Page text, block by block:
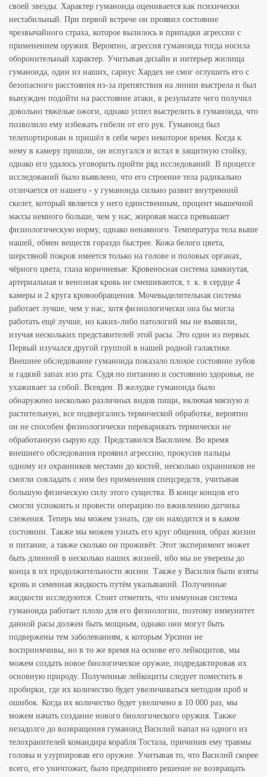
своей звезды. Характер гуманоида оценивается как психически
нестабильный. При первой встрече он проявил состояние
чрезвычайного страха, которое вылилось в припадки агрессии с
применением оружия. Вероятно, агрессия гуманоида тогда носила
оборонительный характер. Учитывая дизайн и интерьер жилища
гуманоида, один из наших, сариус Хардех не смог оглушить его с
безопасного расстояния из-за препятствия на линии выстрела и был
вынужден подойти на расстояние атаки, в результате чего получил
довольно тяжёлые ожоги, однако успел выстрелить в гуманоида, что
позволило ему избежать гибели от его рук. Гуманоид был
телепортирован и пришёл в себя через некоторое время. Когда к
нему в камеру пришли, он испугался и встал в защитную стойку,
однако его удалось уговорить пройти ряд исследований. В процессе
исследований было выявлено, что его строение тела радикально
отличается от нашего - у гуманоида сильно развит внутренний
скелет, который является у него единственным, процент мышечной
массы немного больше, чем у нас, жировая масса превышает
физиологическую норму, однако ненамного. Температура тела выше
нашей, обмен веществ гораздо быстрее. Кожа белого цвета,
шерстяной покров имеется только на голове и половых органах,
чёрного цвета, глаза коричневые. Кровеносная система замкнутая,
артериальная и венозная кровь не смешиваются, т. к. в сердце 4
камеры и 2 круга кровообращения. Мочевыделительная система
работает лучше, чем у нас, хотя физиологически она бы могла
работать ещё лучше, но каких-либо патологий мы не выявили,
изучая нескольких представителей этой расы. Это один из первых.
Первый изучался другой группой в нашей родной галактике.
Внешнее обследование гуманоида показало плохое состояние зубов
и гадкий запах изо рта. Судя по питанию и состоянию здоровья, не
ухаживает за собой. Всеяден. В желудке гуманоида было
обнаружено несколько различных видов пищи, включая мясную и
растительную, все подвергались термической обработке, вероятно
он не способен физиологически переваривать термически не
обработанную сырую еду. Представился Василием. Во время
внешнего обследования проявил агрессию, прокусив пальцы
одному из охранников местами до костей, несколько охранников не
смогли совладать с ним без применения спецсредств, учитывая
большую физическую силу этого существа. В конце концов его
смогли успокоить и провести операцию по вживлению датчика
слежения. Теперь мы можем узнать, где он находится и в каком
состоянии. Также мы можем узнать его круг общения, образ жизни
и питание, а также сколько он проживёт. Этот эксперимент может
быть длинной в несколько наших жизней, ибо мы не уверены до
конца в их продолжительности жизни. Также у Василия были взяты
кровь и семенная жидкость путём укалываний. Полученные
жидкости исследуются. Стоит отметить, что иммунная система
гуманоида работает плохо для его физиологии, поэтому иммунитет
данной расы должен быть мощным, однако они могут быть
подвержены тем заболеваниям, к которым Урсини не
восприимчивы, но в то же время на основе его лейкоцитов, мы
можем создать новое биологическое оружие, подредактировав их
основную природу. Полученные лейкоциты следует поместить в
пробирки, где их количество будет увеличиваться методом проб и
ошибок. Когда их количество будет увеличено в 10 000 раз, мы
можем начать создание нового биологического оружия. Также
незадолго до возвращения гуманоид Василий напал на одного из
телохранителей командира корабля Тостала, причинив ему травмы
головы и узурпировав его оружие. Учитывая то, что Василий скорее
всего, его уничтожит, было предпринято решение не возвращать